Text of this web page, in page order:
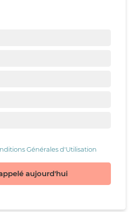
Générales d'Utilisation
aujourd'hui